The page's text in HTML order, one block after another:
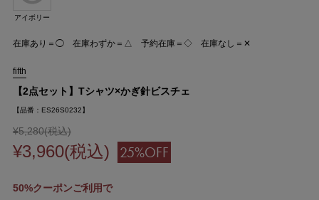
アイボリー
在庫あり＝◯ 在庫わずか＝△ 予約在庫＝◇ 在庫なし＝✕
fifth
【2点セット】Tシャツ×かぎ針ビスチェ
【品番：ES26S0232】
¥5,280(税込)
¥3,960(税込) 25%OFF
50%クーポンご利用で